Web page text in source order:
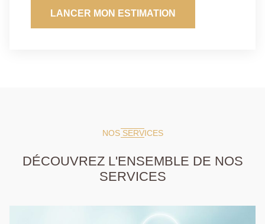
LANCER MON ESTIMATION
NOS SERVICES
DÉCOUVREZ L'ENSEMBLE DE NOS
SERVICES